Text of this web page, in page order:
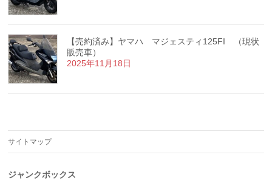
【売約済み】ヤマハ マジェスティ125FI （現状
販売車）
2025年11月18日
サイトマップ
ジャンクボックス